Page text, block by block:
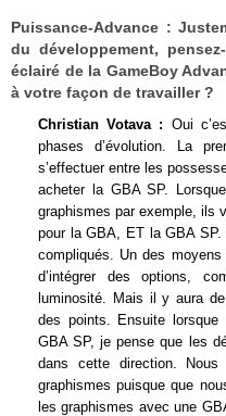
Puissance-Advance :
du développement,
éclairé de la GameBoy
à votre façon de travailler ?
Christian Votava : Oui
phases d’évolution. La
s’effectuer entre les
acheter la GBA SP.
graphismes par exemple, ils
pour la GBA, ET la GBA SP.
compliqués. Un des
d’intégrer des options,
luminosité. Mais il y aura
des points. Ensuite
GBA SP, je pense que les
dans cette direction.
graphismes puisque que
les graphismes avec une